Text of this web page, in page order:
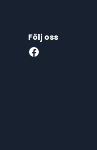
Följ oss
Facebook